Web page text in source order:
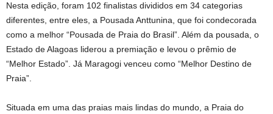
Nesta edição, foram 102 finalistas divididos em 34 categorias
diferentes, entre eles, a Pousada Anttunina, que foi condecorada
como a melhor “Pousada de Praia do Brasil”. Além da pousada, o
Estado de Alagoas liderou a premiação e levou o prêmio de
“Melhor Estado”. Já Maragogi venceu como “Melhor Destino de
Praia”.
Situada em uma das praias mais lindas do mundo, a Praia do